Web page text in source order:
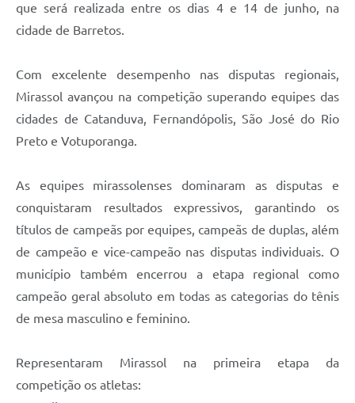
que será realizada entre os dias 4 e 14 de junho, na
cidade de Barretos.
Com excelente desempenho nas disputas regionais,
Mirassol avançou na competição superando equipes das
cidades de Catanduva, Fernandópolis, São José do Rio
Preto e Votuporanga.
As equipes mirassolenses dominaram as disputas e
conquistaram resultados expressivos, garantindo os
títulos de campeãs por equipes, campeãs de duplas, além
de campeão e vice-campeão nas disputas individuais. O
município também encerrou a etapa regional como
campeão geral absoluto em todas as categorias do tênis
de mesa masculino e feminino.
Representaram Mirassol na primeira etapa da
competição os atletas: